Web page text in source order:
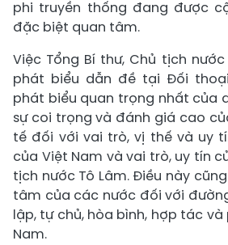
phi truyền thống đang được
đặc biệt quan tâm.
Việc Tổng Bí thư, Chủ tịch
phát biểu dẫn đề tại Đối
phát biểu quan trọng nhất của
sự coi trọng và đánh giá cao
tế đối với vai trò, vị thế và uy
của Việt Nam và vai trò, uy tín
tịch nước Tô Lâm. Điều này
tâm của các nước đối với
lập, tự chủ, hòa bình, hợp tác
Nam.